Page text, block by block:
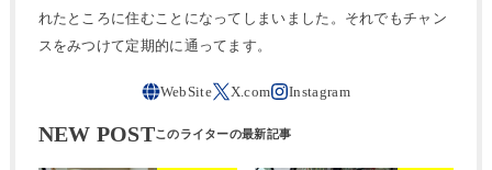
れたところに住むことになってしまいました。それでもチャン
スをみつけて定期的に通ってます。
NEW POST